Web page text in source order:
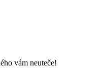
vám neuteče!